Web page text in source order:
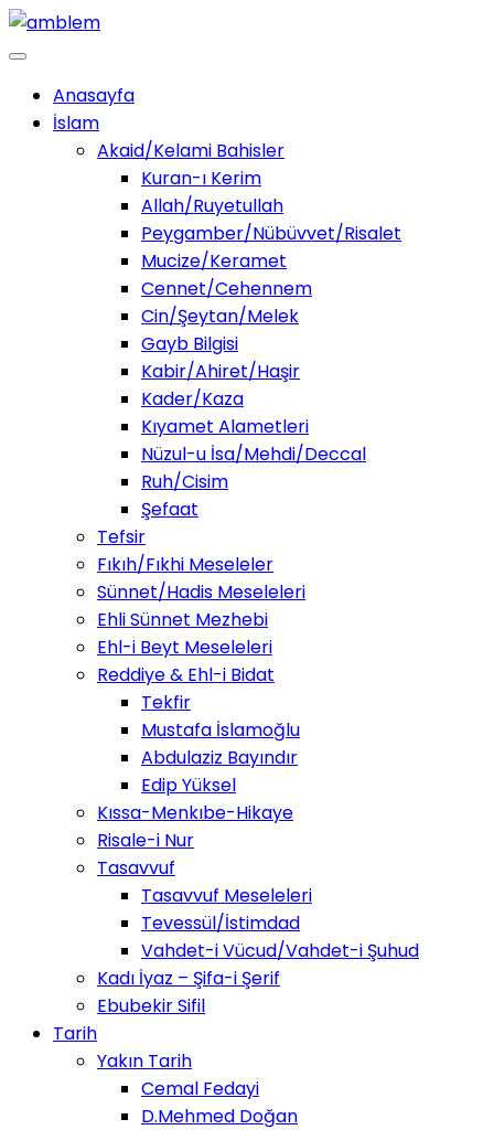
Anasayfa
İslam
Akaid/Kelami Bahisler
Kuran-ı Kerim
Allah/Ruyetullah
Peygamber/Nübüvvet/Risalet
Mucize/Keramet
Cennet/Cehennem
Cin/Şeytan/Melek
Gayb Bilgisi
Kabir/Ahiret/Haşir
Kader/Kaza
Kıyamet Alametleri
Nüzul-u İsa/Mehdi/Deccal
Ruh/Cisim
Şefaat
Tefsir
Fıkıh/Fıkhi Meseleler
Sünnet/Hadis Meseleleri
Ehli Sünnet Mezhebi
Ehl-i Beyt Meseleleri
Reddiye & Ehl-i Bidat
Tekfir
Mustafa İslamoğlu
Abdulaziz Bayındır
Edip Yüksel
Kıssa-Menkıbe-Hikaye
Risale-i Nur
Tasavvuf
Tasavvuf Meseleleri
Tevessül/İstimdad
Vahdet-i Vücud/Vahdet-i Şuhud
Kadı İyaz – Şifa-i Şerif
Ebubekir Sifil
Tarih
Yakın Tarih
Cemal Fedayi
D.Mehmed Doğan